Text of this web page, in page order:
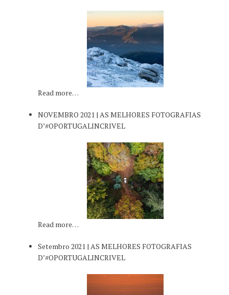
Read more…
NOVEMBRO 2021 | AS MELHORES FOTOGRAFIAS
D’#OPORTUGALINCRIVEL
Read more…
Setembro 2021 | AS MELHORES FOTOGRAFIAS
D’#OPORTUGALINCRIVEL